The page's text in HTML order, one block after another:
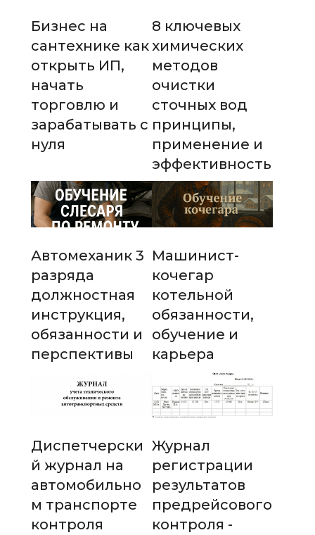
Бизнес на
сантехнике как
открыть ИП,
начать
торговлю и
зарабатывать с
нуля
8 ключевых
химических
методов
очистки
сточных вод
принципы,
применение и
эффективность
Автомеханик 3
разряда
должностная
инструкция,
обязанности и
перспективы
Машинист-
кочегар
котельной
обязанности,
обучение и
карьера
Диспетчерски
й журнал на
автомобильно
м транспорте
контроля
Журнал
регистрации
результатов
предрейсового
контроля -